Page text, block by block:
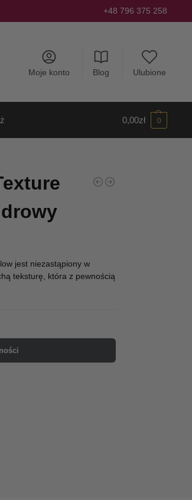
+48 796 375 258
Moje konto Blog Ulubione
0,00zł 0
jest niezastąpiony w
teksturę, która z pewnością